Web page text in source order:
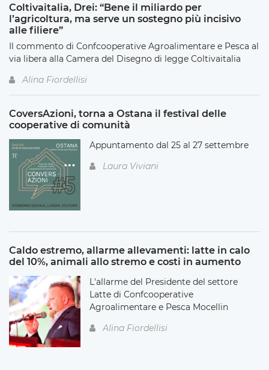
Coltivaitalia, Drei: “Bene il miliardo per
l’agricoltura, ma serve un sostegno più incisivo
alle filiere”
Il commento di Confcooperative Agroalimentare e Pesca al
via libera alla Camera del Disegno di legge Coltivaitalia
Alina Fiordellisi
CoversAzioni, torna a Ostana il festival delle
cooperative di comunità
Appuntamento dal 25 al 27 settembre
Laura Viviani
Caldo estremo, allarme allevamenti: latte in calo
del 10%, animali allo stremo e costi in aumento
L'allarme del Presidente del settore
Latte di Confcooperative
Agroalimentare e Pesca Mocellin
Alina Fiordellisi